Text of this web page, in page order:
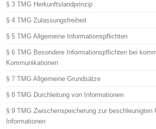
§ 3 TMG Herkunftslandprinzip
§ 4 TMG Zulassungsfreiheit
§ 5 TMG Allgemeine Informationspflichten
§ 6 TMG Besondere Informationspflichten bei
Kommunikationen
§ 7 TMG Allgemeine Grundsätze
§ 8 TMG Durchleitung von Informationen
§ 9 TMG Zwischenspeicherung zur beschleunigten
Informationen